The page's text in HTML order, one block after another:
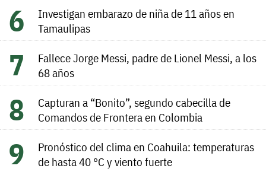
Investigan embarazo de niña de 11 años en
Tamaulipas
Fallece Jorge Messi, padre de Lionel Messi, a los
68 años
Capturan a “Bonito”, segundo cabecilla de
Comandos de Frontera en Colombia
Pronóstico del clima en Coahuila: temperaturas
de hasta 40 °C y viento fuerte